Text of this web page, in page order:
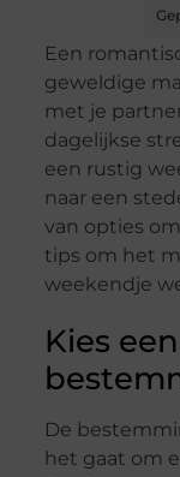
Een
geweldige
met je
dagelijkse
een rustig
naar een
van opties
tips om het
weekendje
Kies
De
het gaat om